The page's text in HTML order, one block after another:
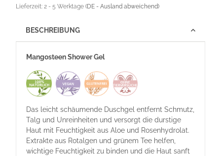
Lieferzeit: 2 - 5 Werktage (DE - Ausland abweichend)
BESCHREIBUNG
Mangosteen Shower Gel
Das leicht schäumende Duschgel entfernt Schmutz,
Talg und Unreinheiten und versorgt die durstige
Haut mit Feuchtigkeit aus Aloe und Rosenhydrolat.
Extrakte aus Rotalgen und grünem Tee helfen,
wichtige Feuchtigkeit zu binden und die Haut sanft